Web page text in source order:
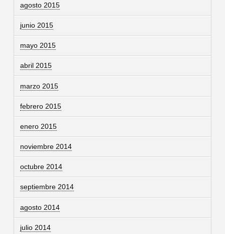
agosto 2015
junio 2015
mayo 2015
abril 2015
marzo 2015
febrero 2015
enero 2015
noviembre 2014
octubre 2014
septiembre 2014
agosto 2014
julio 2014